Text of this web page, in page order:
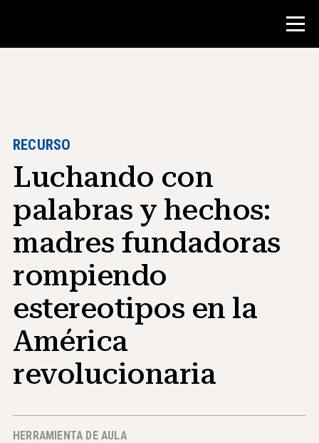
Recursos para maestros
Herramientas para el aula
Cursos
institutos
Enseñanza de Habilidades de
Investigación
Asesoramiento a estudiantes de NHD
Noticias y Eventos
Acerca de NHD®
RECURSO
Luchando con
palabras y hechos:
madres fundadoras
rompiendo
estereotipos en la
América
revolucionaria
HERRAMIENTA DE AULA